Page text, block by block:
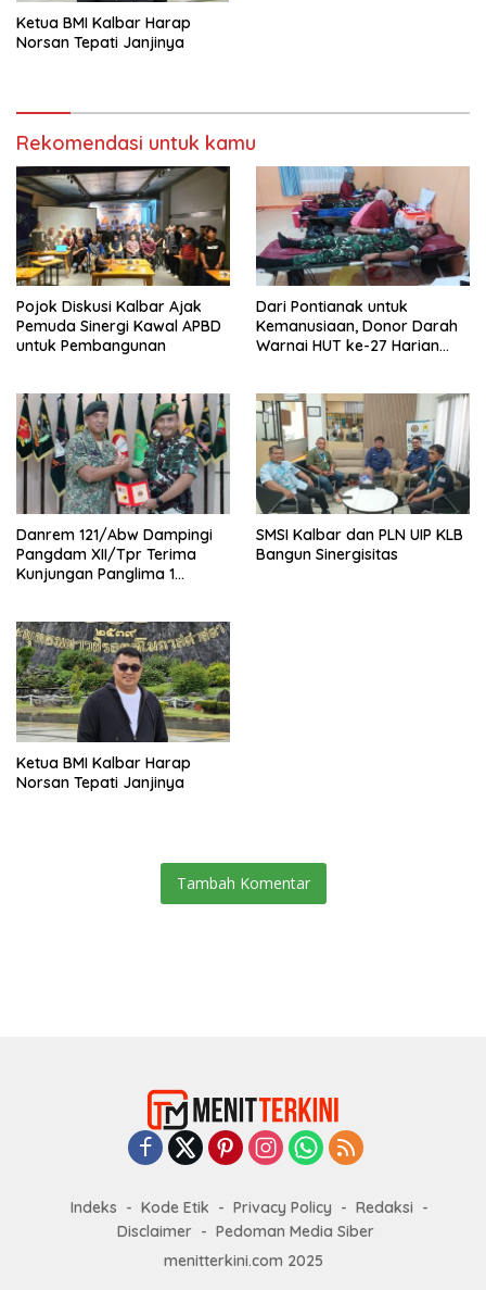
Ketua BMI Kalbar Harap
Norsan Tepati Janjinya
Rekomendasi untuk kamu
Pojok Diskusi Kalbar Ajak
Pemuda Sinergi Kawal APBD
untuk Pembangunan
Dari Pontianak untuk
Kemanusiaan, Donor Darah
Warnai HUT ke-27 Harian
Danrem 121/Abw Dampingi
Pangdam XII/Tpr Terima
Kunjungan Panglima 1
SMSI Kalbar dan PLN UIP KLB
Bangun Sinergisitas
Ketua BMI Kalbar Harap
Norsan Tepati Janjinya
Tambah Komentar
Indeks Kode Etik Privacy Policy
Redaksi
Disclaimer
Pedoman Media Siber
menitterkini.com 2025